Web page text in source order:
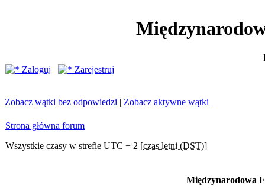
Zaloguj
Zarejestruj
Zobacz wątki bez odpowiedzi | Zobacz aktywne wątki
Strona główna forum
Wszystkie czasy w strefie UTC + 2 [czas letni (DST)]
Międzynarodowa